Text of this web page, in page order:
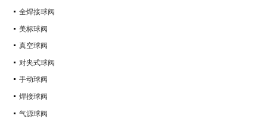
全焊接球阀
美标球阀
真空球阀
对夹式球阀
手动球阀
焊接球阀
气源球阀